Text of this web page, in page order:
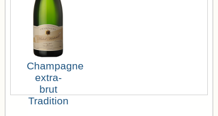
Champagne
extra-
brut
Tradition